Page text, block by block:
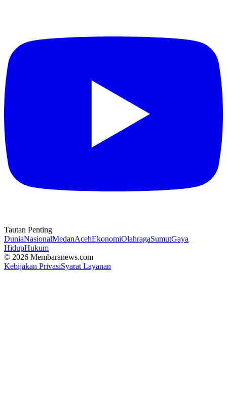
Tautan Penting
DuniaNasionalMedanAcehEkonomiOlahragaSumutGaya
HidupHukum
© 2026 Membaranews.com
Kebijakan PrivasiSyarat Layanan